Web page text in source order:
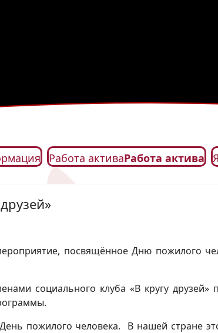
Работа активаРабота актива
посвящённое Дню пожилого
социального клуба «В кругу
пожилого человека. В нашей стране